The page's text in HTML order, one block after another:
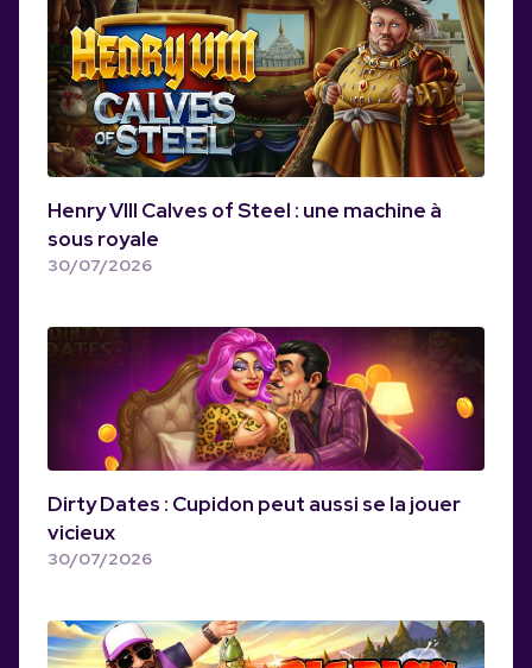
Henry VIII Calves of Steel : une machine à
sous royale
30/07/2026
Dirty Dates : Cupidon peut aussi se la jouer
vicieux
30/07/2026